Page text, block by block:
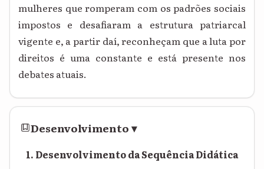
mulheres que romperam com os padrões sociais
impostos e desafiaram a estrutura patriarcal
vigente e, a partir daí, reconheçam que a luta por
direitos é uma constante e está presente nos
debates atuais.
Desenvolvimento▾
1. Desenvolvimento da Sequência Didática